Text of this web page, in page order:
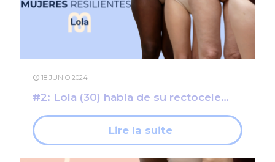
18 JUNIO 2024
#2: Lola (30) habla de su rectocele…
Lire la suite